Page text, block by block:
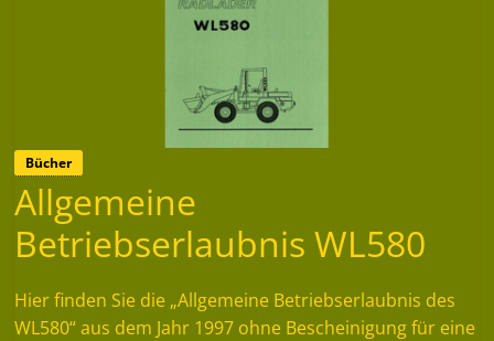
Bücher
Allgemeine
Betriebserlaubnis WL580
Hier finden Sie die „Allgemeine Betriebserlaubnis des
WL580“ aus dem Jahr 1997 ohne Bescheinigung für eine